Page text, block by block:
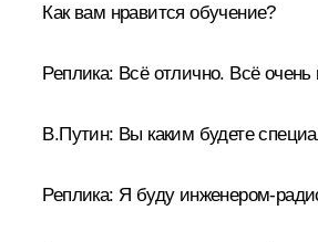
Как вам нравится обучение?
Реплика: Всё отлично. Всё очень
В.Путин: Вы каким будете
Реплика: Я буду инженером-